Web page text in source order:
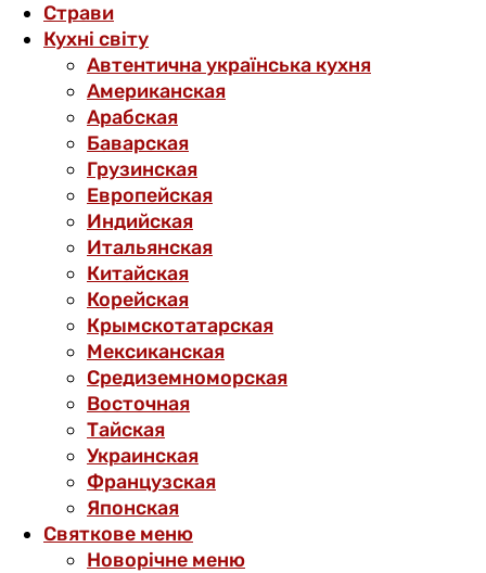
Страви
Кухні світу
Автентична українська кухня
Американская
Арабская
Баварская
Грузинская
Европейская
Индийская
Итальянская
Китайская
Корейская
Крымскотатарская
Мексиканская
Средиземноморская
Восточная
Тайская
Украинская
Французская
Японская
Святкове меню
Новорічне меню